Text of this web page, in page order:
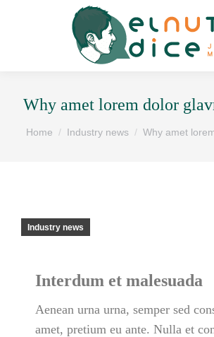
Why amet lorem dolor
You are here:
Home Industry news Why amet
Industry news
Interdum et malesuada
Aenean urna urna, semper sed
amet, pretium eu ante. Nulla et